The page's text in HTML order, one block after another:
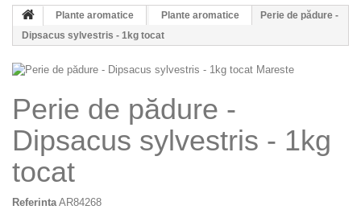
Plante aromatice Plante aromatice
Perie de pădure -
Dipsacus sylvestris - 1kg tocat
Mareste
Perie de pădure -
Dipsacus sylvestris - 1kg
tocat
Referinta AR84268